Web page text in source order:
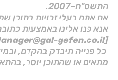
התשס"ח–2007.
אם אתם בעלי זכויות בתוכן
אנא פנו אלינו באמצעות
[Manager@gal-gefen.co.il]
כל פנייה תיבדק בהקדם,
מתאים או שהתוכן יוסר,